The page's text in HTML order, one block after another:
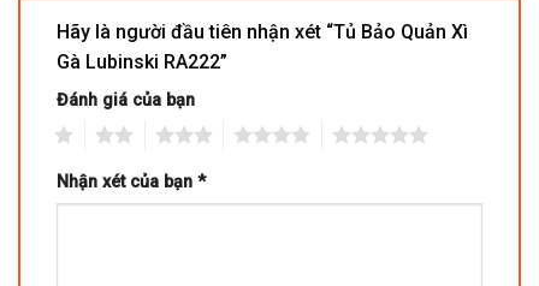
Hãy là người đầu tiên nhận xét “Tủ Bảo Quản Xì
Gà Lubinski RA222”
Đánh giá của bạn
Nhận xét của bạn *